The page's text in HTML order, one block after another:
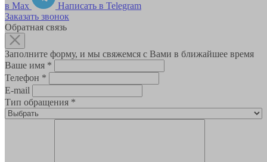
в Max
Написать в Telegram
Заказать звонок
Обратная связь
Заполните форму, и мы свяжемся с Вами в ближайшее время
Ваше имя *
Телефон *
E-mail
Тип обращения *